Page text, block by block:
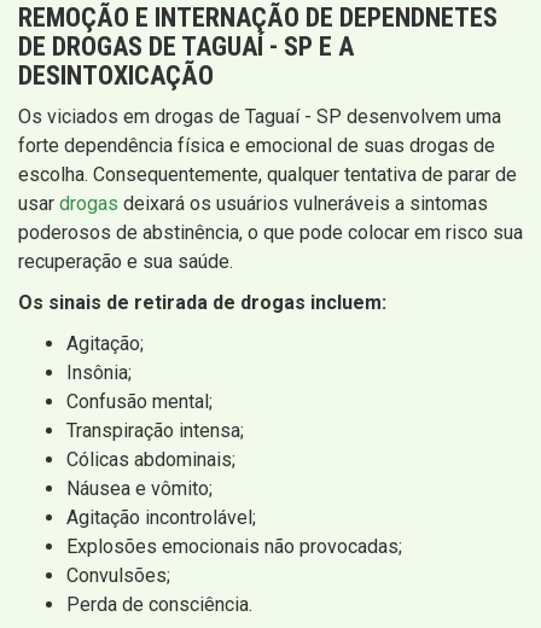
REMOÇÃO E INTERNAÇÃO DE DEPENDNETES
DE DROGAS DE TAGUAÍ - SP E A
DESINTOXICAÇÃO
Os viciados em drogas de Taguaí - SP desenvolvem uma
forte dependência física e emocional de suas drogas de
escolha. Consequentemente, qualquer tentativa de parar de
usar drogas deixará os usuários vulneráveis ​​a sintomas
poderosos de abstinência, o que pode colocar em risco sua
recuperação e sua saúde.
Os sinais de retirada de drogas incluem:
Agitação;
Insônia;
Confusão mental;
Transpiração intensa;
Cólicas abdominais;
Náusea e vômito;
Agitação incontrolável;
Explosões emocionais não provocadas;
Convulsões;
Perda de consciência.